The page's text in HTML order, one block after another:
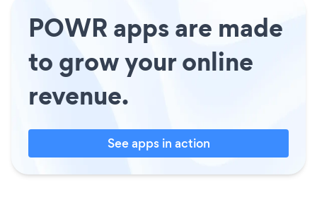
POWR apps are made
to grow your online
revenue.
See apps in action